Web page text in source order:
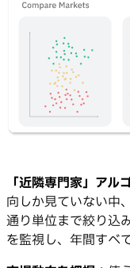
「近隣専門家」アル
向しか見ていない中、
通り単位まで絞り込
を監視し、年間すべ